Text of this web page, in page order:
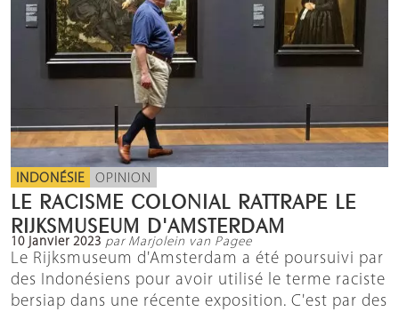
INDONÉSIE OPINION
LE RACISME COLONIAL RATTRAPE LE
RIJKSMUSEUM D'AMSTERDAM
10 janvier 2023 par Marjolein van Pagee
Le Rijksmuseum d'Amsterdam a été poursuivi par
des Indonésiens pour avoir utilisé le terme raciste
bersiap dans une récente exposition. C'est par des